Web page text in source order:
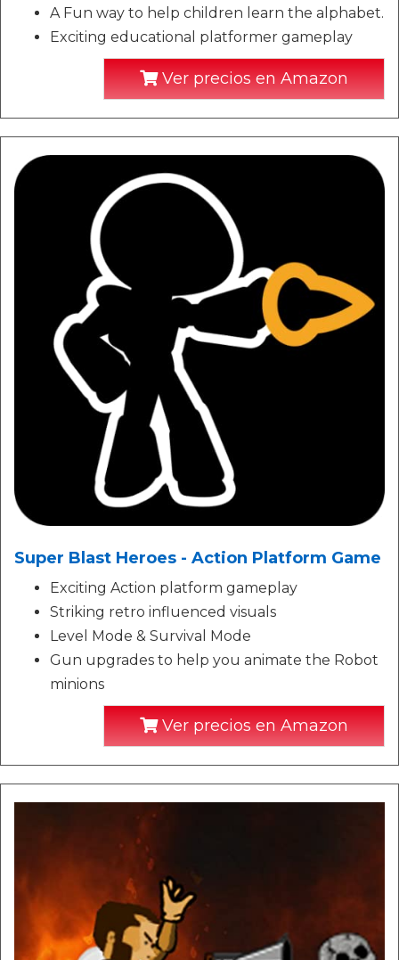
A Fun way to help children learn the alphabet.
Exciting educational platformer gameplay
Ver precios en Amazon
Super Blast Heroes - Action Platform Game
Exciting Action platform gameplay
Striking retro influenced visuals
Level Mode & Survival Mode
Gun upgrades to help you animate the Robot
minions
Ver precios en Amazon